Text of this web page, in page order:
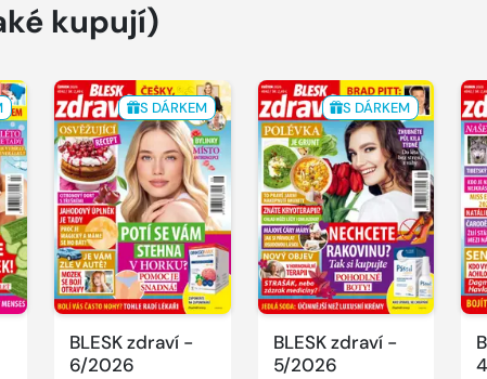
kupují)
S DÁRKEM
BLESK zdraví -
6/2026
S DÁRKEM
BLESK zdraví -
5/2026